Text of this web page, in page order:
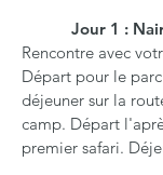
Jour 1 :
Rencontre avec
Départ pour le
déjeuner sur la
camp. Départ
premier safari.